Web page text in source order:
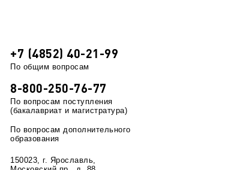
+7 (4852) 40-21-99
По общим вопросам
8-800-250-76-77
По вопросам поступления
(бакалавриат и магистратура)
По вопросам дополнительного
образования
150023, г. Ярославль,